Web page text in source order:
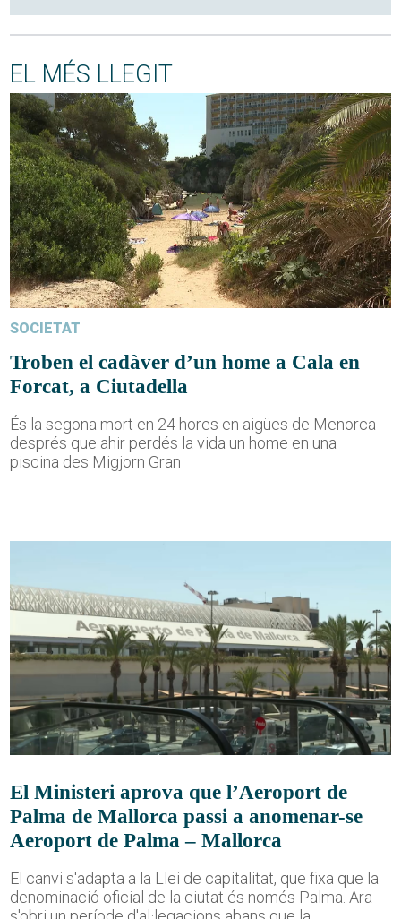
EL MÉS LLEGIT
SOCIETAT
Troben el cadàver d’un home a Cala en
Forcat, a Ciutadella
És la segona mort en 24 hores en aigües de Menorca
després que ahir perdés la vida un home en una
piscina des Migjorn Gran
El Ministeri aprova que l’Aeroport de
Palma de Mallorca passi a anomenar-se
Aeroport de Palma – Mallorca
El canvi s'adapta a la Llei de capitalitat, que fixa que la
denominació oficial de la ciutat és només Palma. Ara